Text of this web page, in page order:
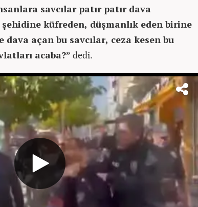
savcılar patır patır dava
küfreden, düşmanlık eden birine
dava açan bu savcılar, ceza kesen bu
acaba?” dedi.